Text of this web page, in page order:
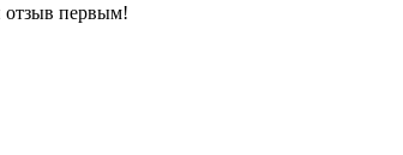
отзыв первым!